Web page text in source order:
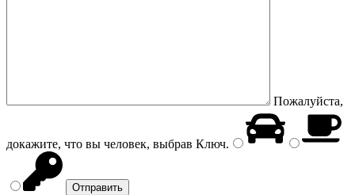
Пожалуйста,
докажите, что вы человек, выбрав Ключ.